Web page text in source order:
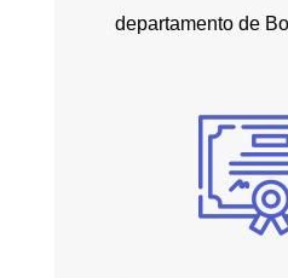
departamento de